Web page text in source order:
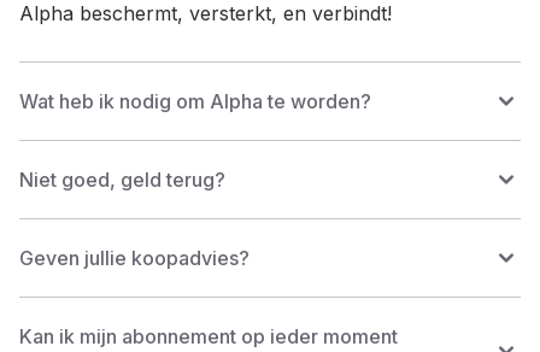
Alpha beschermt, versterkt, en verbindt!
Wat heb ik nodig om Alpha te worden?
Niet goed, geld terug?
Geven jullie koopadvies?
Kan ik mijn abonnement op ieder moment